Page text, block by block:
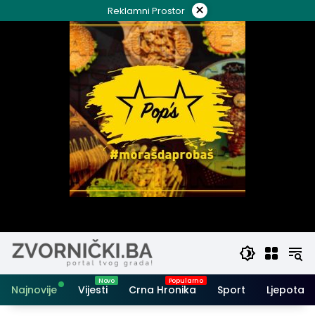
to
Reklamni Prostor ×
Najnovije Vijesti Crna Hronika Sport Ljepota i